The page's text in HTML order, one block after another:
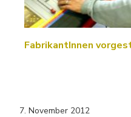
FabrikantInnen
7. November 2012